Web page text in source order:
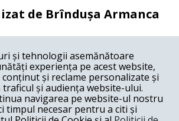
de Brîndușa Armanca
și tehnologii asemănătoare
experiența pe acest website,
și reclame personalizate și
și audiența website-ului.
navigarea pe website-ul nostru
timpul necesar pentru a citi și